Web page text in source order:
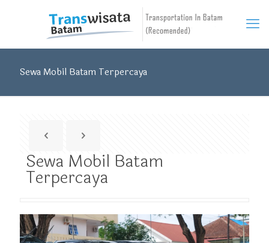
Sewa Mobil Batam Terpercaya
Sewa Mobil Batam
Terpercaya